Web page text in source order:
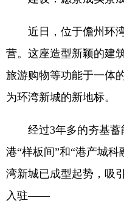
近日，位于儋州环湾
营。这座造型新颖的建
旅游购物等功能于一体
为环湾新城的新地标。
经过3年多的夯基蓄
港“样板间”和“港产城
湾新城已成型起势，吸
入驻——